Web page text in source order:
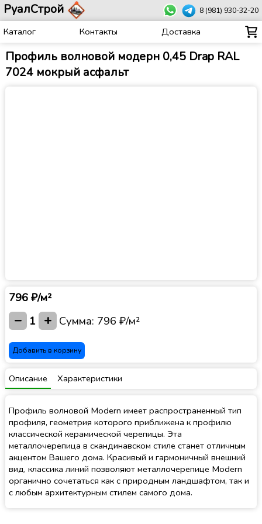
РуалСтрой 8 (981) 930-32-20
Каталог Контакты Доставка
Профиль волновой модерн 0,45 Drap RAL
7024 мокрый асфальт
796 ₽/м²
− 1 + Сумма: 796 ₽/м²
Добавить в корзину
Описание Характеристики
Профиль волновой Modern имеет распространенный тип
профиля, геометрия которого приближена к профилю
классической керамической черепицы. Эта
металлочерепица в скандинавском стиле станет отличным
акцентом Вашего дома. Красивый и гармоничный внешний
вид, классика линий позволяют металлочерепице Modern
органично сочетаться как с природным ландшафтом, так и
с любым архитектурным стилем самого дома.